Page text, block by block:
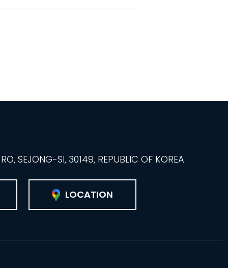
SEJONG-SI, 30149, REPUBLIC OF KOREA
LOCATION